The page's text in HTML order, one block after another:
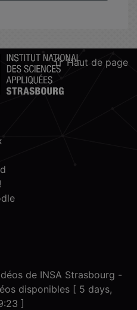
Haut de page
de INSA Strasbourg -
disponibles [ 5 days,
]